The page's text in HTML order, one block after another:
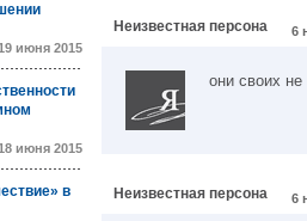
июня 2015
июня 2015
в
Неизвестная персона 6
они своих не
Неизвестная персона 6